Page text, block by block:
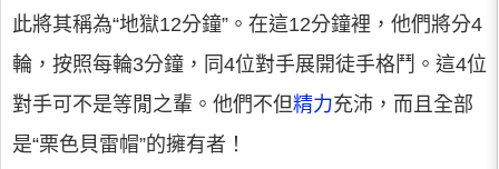
此將其稱為“地獄12分鐘”。在這12分鐘裡，他們將分4
輪，按照每輪3分鐘，同4位對手展開徒手格鬥。這4位
對手可不是等閒之輩。他們不但精力充沛，而且全部
是“栗色貝雷帽”的擁有者！